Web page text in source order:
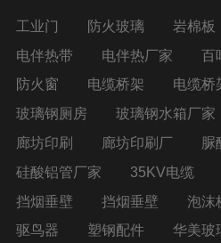
工业门 防火玻璃 岩棉板
电伴热带
电伴热厂家 百
防火窗
电缆桥架 电缆桥
玻璃钢厕房
玻璃钢水箱厂家
廊坊印刷
廊坊印刷厂
脲
硅酸铝管厂家
35KV电缆
挡烟垂壁
挡烟垂壁
泡沫
驱鸟器
塑钢配件
华美玻